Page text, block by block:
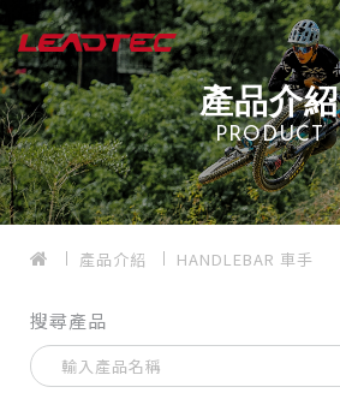
產品介紹
PRODUCT
產品介紹 HANDLEBAR 車手
搜尋產品